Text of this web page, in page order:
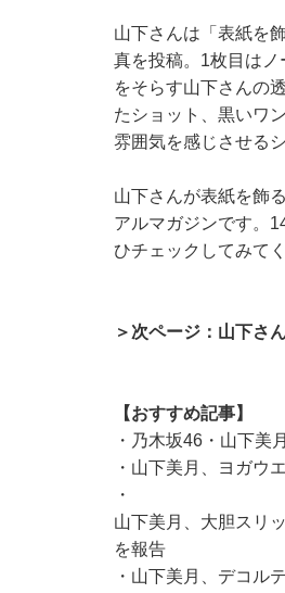
山下さんは「表紙を
真を投稿。1枚目は
をそらす山下さんの
たショット、黒いワ
雰囲気を感じさせる
山下さんが表紙を飾
アルマガジンです。
ひチェックしてみて
＞次ページ：山下さ
【おすすめ記事】
・ 乃木坂46・山下美
・ 山下美月、ヨガウ
・
山下美月、大胆スリ
を報告
・ 山下美月、デコル